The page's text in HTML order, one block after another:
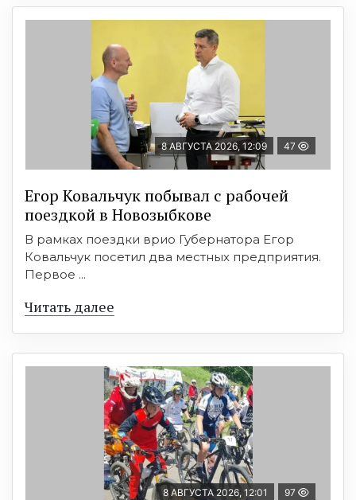
8 АВГУСТА 2026, 12:09 47
Егор Ковальчук побывал с рабочей
поездкой в Новозыбкове
В рамках поездки врио Губернатора Егор
Ковальчук посетил два местных предприятия.
Первое ...
Читать далее
8 АВГУСТА 2026, 12:01 97